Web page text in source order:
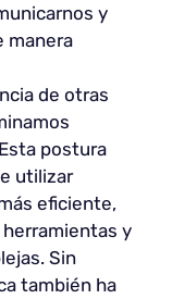
y
manera
de otras
postura
utilizar
eficiente,
y
Sin
también ha